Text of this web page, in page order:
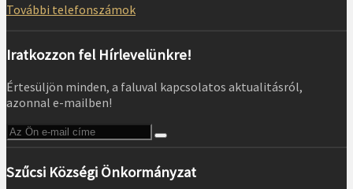
További telefonszámok
Iratkozzon fel Hírlevelünkre!
Értesüljön minden, a faluval kapcsolatos aktualitásról,
azonnal e-mailben!
Szűcsi Községi Önkormányzat